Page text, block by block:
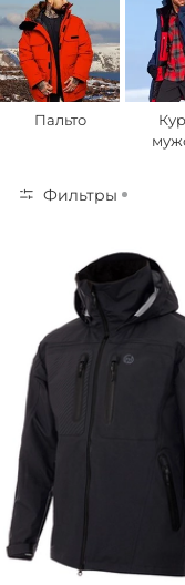
Пальто
Фильтры